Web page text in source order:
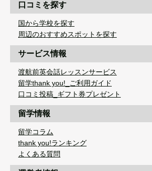
口コミを探す
国から学校を探す
周辺のおすすめスポットを探す
サービス情報
渡航前英会話レッスンサービス
留学thank you!_ご利用ガイド
口コミ投稿_ギフト券プレゼント
留学情報
留学コラム
thank you!ランキング
よくある質問